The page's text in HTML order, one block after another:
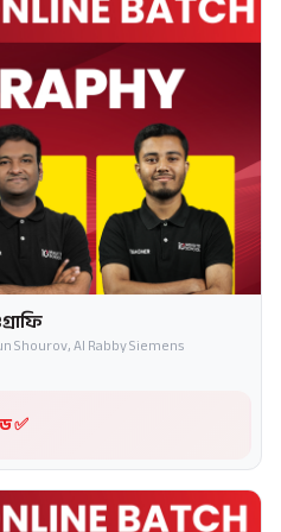
Shourov, Al Rabby Siemens
✅